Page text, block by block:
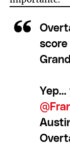
score
Yep...